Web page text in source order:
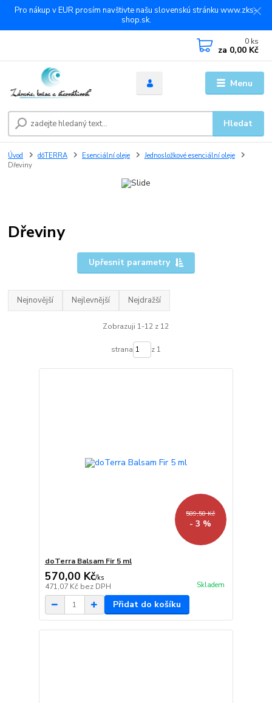
Pro nákup v EUR prosím navštivte našu slovenskú stránku www.zks-
shop.sk.
Menu
Hledat
0 ks
za 0,00 Kč
Úvod dōTERRA Esenciální oleje
Jednosložkové esenciální oleje
Dřeviny
Dřeviny
Upřesnit parametry
Nejnovější Nejlevnější Nejdražší
Zobrazuji 1-12 z 12
strana z 1
589,50 Kč
- 3 %
doTerra Balsam Fir 5 ml
570,00 Kč/ks
471,07 Kč bez DPH Skladem
Přidat do košíku